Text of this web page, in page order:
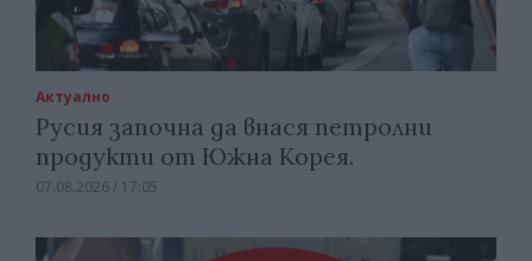
Актуално
Русия започна да внася петролни
продукти от Южна Корея.
07.08.2026 / 17:05